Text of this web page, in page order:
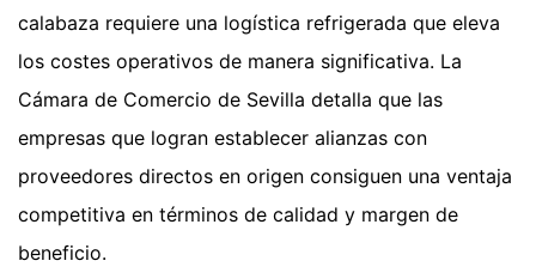
calabaza requiere una logística refrigerada que eleva
los costes operativos de manera significativa. La
Cámara de Comercio de Sevilla detalla que las
empresas que logran establecer alianzas con
proveedores directos en origen consiguen una ventaja
competitiva en términos de calidad y margen de
beneficio.